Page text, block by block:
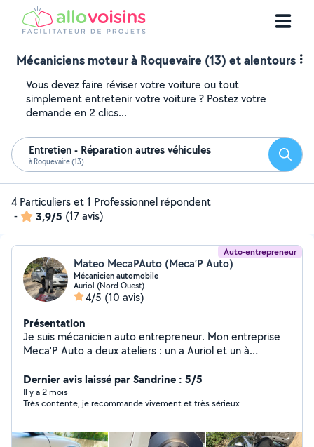
Mécaniciens moteur à Roquevaire (13) et alentours
Vous devez faire réviser votre voiture ou tout
simplement entretenir votre voiture ? Postez votre
demande en 2 clics...
Entretien - Réparation autres véhicules
à Roquevaire (13)
4 Particuliers et 1 Professionnel répondent
-
3,9/5 (17 avis)
Auto-entrepreneur
Mateo MecaPAuto (Meca’P Auto)
Mécanicien automobile
Auriol (Nord Ouest)
4/5 (10 avis)
Présentation
Je suis mécanicien auto entrepreneur. Mon entreprise
Meca'P Auto a deux ateliers : un a Auriol et un à
domicile pour certaines réparations. A bientôt !
Dernier avis laissé par Sandrine : 5/5
Il y a 2 mois
Très contente, je recommande vivement et très sérieux.